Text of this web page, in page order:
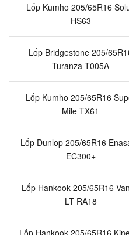
Lốp Kumho 205/65R16
HS63
Lốp Bridgestone 205/
Turanza T005A
Lốp Kumho 205/65R16
Mile TX61
Lốp Dunlop 205/65R16
EC300+
Lốp Hankook 205/65R16
LT RA18
Lốp Hankook 205/65R16